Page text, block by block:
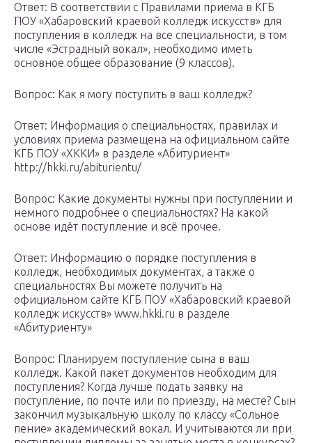
Ответ: В соответствии с Правилами приема в КГБ
ПОУ «Хабаровский краевой колледж искусств» для
поступления в колледж на все специальности, в том
числе «Эстрадный вокал», необходимо иметь
основное общее образование (9 классов).
Вопрос: Как я могу поступить в ваш колледж?
Ответ: Информация о специальностях, правилах и
условиях приема размещена на официальном сайте
КГБ ПОУ «ХККИ» в разделе «Абитуриент»
http://hkki.ru/abiturientu/
Вопрос: Какие документы нужны при поступлении и
немного подробнее о специальностях? На какой
основе идёт поступление и всё прочее.
Ответ: Информацию о порядке поступления в
колледж, необходимых документах, а также о
специальностях Вы можете получить на
официальном сайте КГБ ПОУ «Хабаровский краевой
колледж искусств» www.hkki.ru в разделе
«Абитуриенту»
Вопрос: Планируем поступление сына в ваш
колледж. Какой пакет документов необходим для
поступления? Когда лучше подать заявку на
поступление, по почте или по приезду, на месте? Сын
закончил музыкальную школу по классу «Сольное
пение» академический вокал. И учитываются ли при